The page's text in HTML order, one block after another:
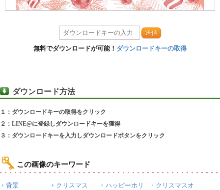
送信
無料でダウンロードが可能！ ダウンロードキーの取得
ダウンロード方法
１：ダウンロードキーの取得をクリック
２：LINE@に登録しダウンロードキーを獲得
３：ダウンロードキーを入力しダウンロードボタンをクリック
この画像のキーワード
背景 クリスマス
ハッピーホリ
クリスマスオ